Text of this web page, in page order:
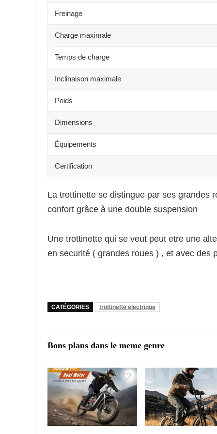
Freinage
Charge maximale
Temps de charge
Inclinaison maximale
Poids
Dimensions
Équipements
Certification
La trottinette se distingue par ses grandes
confort grâce à une double suspension
Une trottinette qui se veut peut etre une
en securité ( grandes roues ) , et avec des
CATÉGORIES trottinette electrique
Bons plans dans le meme genre